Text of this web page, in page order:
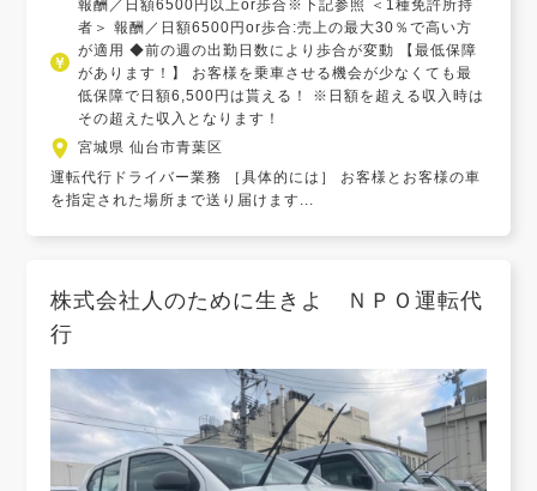
報酬／日額6500円以上or歩合※下記参照 ＜1種免許所持
者＞ 報酬／日額6500円or歩合:売上の最大30％で高い方
が適用 ◆前の週の出勤日数により歩合が変動 【最低保障
があります！】 お客様を乗車させる機会が少なくても最
低保障で日額6,500円は貰える！ ※日額を超える収入時は
その超えた収入となります！
宮城県 仙台市青葉区
運転代行ドライバー業務 ［具体的には］ お客様とお客様の車
を指定された場所まで送り届けます...
株式会社人のために生きよ ＮＰＯ運転代
行